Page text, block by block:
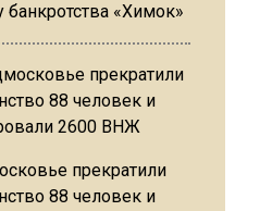
банкротства «Химок»
прекратили
88 человек и